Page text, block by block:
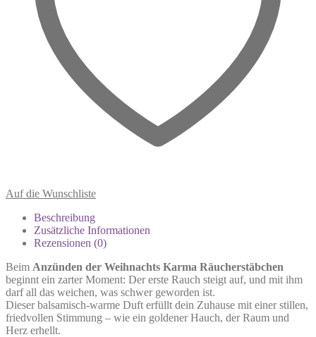
Auf die Wunschliste
Beschreibung
Zusätzliche Informationen
Rezensionen (0)
Beim Anzünden der Weihnachts Karma Räucherstäbchen
beginnt ein zarter Moment: Der erste Rauch steigt auf, und mit ihm
darf all das weichen, was schwer geworden ist.
Dieser balsamisch-warme Duft erfüllt dein Zuhause mit einer stillen,
friedvollen Stimmung – wie ein goldener Hauch, der Raum und
Herz erhellt.